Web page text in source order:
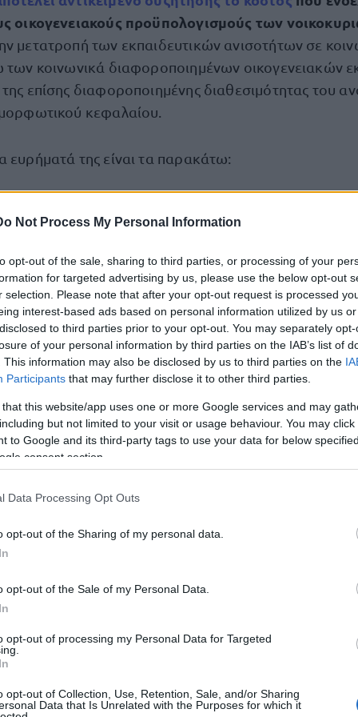
Not Process My Personal Information
opt-out of the sale, sharing to third parties, or processing of your
for targeted advertising by us, please use the below opt-out
selection. Please note that after your opt-out request is processed
interest-based ads based on personal information utilized by us
to third parties prior to your opt-out. You may separately
of your personal information by third parties on the IAB’s list of
This information may also be disclosed by us to third parties on the
Participants that may further disclose it to other third parties.
that this website/app uses one or more Google services and may
but not limited to your visit or usage behaviour. You may
to Google and its third-party tags to use your data for below
consent section.
Data Processing Opt Outs
opt-out of the Sharing of my personal data.
opt-out of the Sale of my Personal Data.
opt-out of processing my Personal Data for Targeted
opt-out of Collection, Use, Retention, Sale, and/or Sharing
Data that Is Unrelated with the Purposes for which it
οικογενειακούς προϋπολογισμούς των
μετατροπή των εκπαιδευτικών ανισοτήτων σε
των κοινωνικά διαφοροποιημένων οικογενειακών
επίσης διαφοροποιημένης διαθεσιμότητας του
κεφαλαίου.
ευρήματά της είναι τα παρακάτω:
. Ποιο συγκεκριμένα, το 36%
διδασκαλίας ξένων γλωσσών για τα παιδιά
διδασκαλία ξένων γλωσσών συμπεριλαμβάνεται στα
δωρεάν υποχρεωτικής και μέσης εκπαίδευσης.
δαπάνες που καταβάλουν οι εργαζόμενοι του
το ίχνος του εξετασιοκεντρικού τρόπου λειτουργίας
συστήματος και συνδέονται άμεσα με την ανάγκη
ή την κάλυψη δομικών του ανεπαρκειών.
ότι από το ποσοστό του δείγματος των εργαζομένων
στο Λύκειο,δεν υπάρχει ούτε ένας που να μη
«φροντιστήρια» και «φροντιστήρια ξένων
ξένων γλωσσών¨.